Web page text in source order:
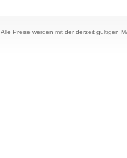
Alle Preise werden mit der derzeit gültigen